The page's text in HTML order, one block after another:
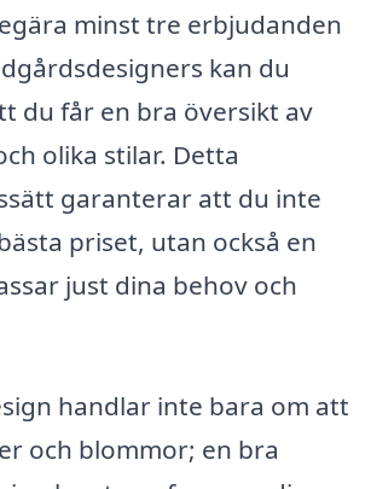
minst tre erbjudanden
kan du
du får en bra översikt av
olika stilar. Detta
garanterar att du inte
priset, utan också en
just dina behov och
handlar inte bara om att
och blommor; en bra